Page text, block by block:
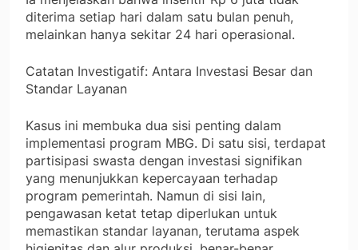
diterima setiap hari dalam satu bulan penuh,
melainkan hanya sekitar 24 hari operasional.
Catatan Investigatif: Antara Investasi Besar dan
Standar Layanan
Kasus ini membuka dua sisi penting dalam
implementasi program MBG. Di satu sisi, terdapat
partisipasi swasta dengan investasi signifikan
yang menunjukkan kepercayaan terhadap
program pemerintah. Namun di sisi lain,
pengawasan ketat tetap diperlukan untuk
memastikan standar layanan, terutama aspek